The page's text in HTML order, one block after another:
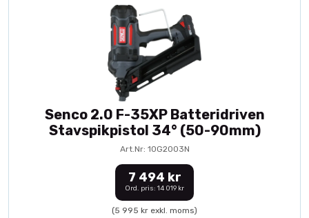
Senco 2.0 F-35XP Batteridriven
Stavspikpistol 34° (50-90mm)
Art.Nr: 10G2003N
7 494 kr
Ord. pris: 14 019 kr
(5 995 kr exkl. moms)